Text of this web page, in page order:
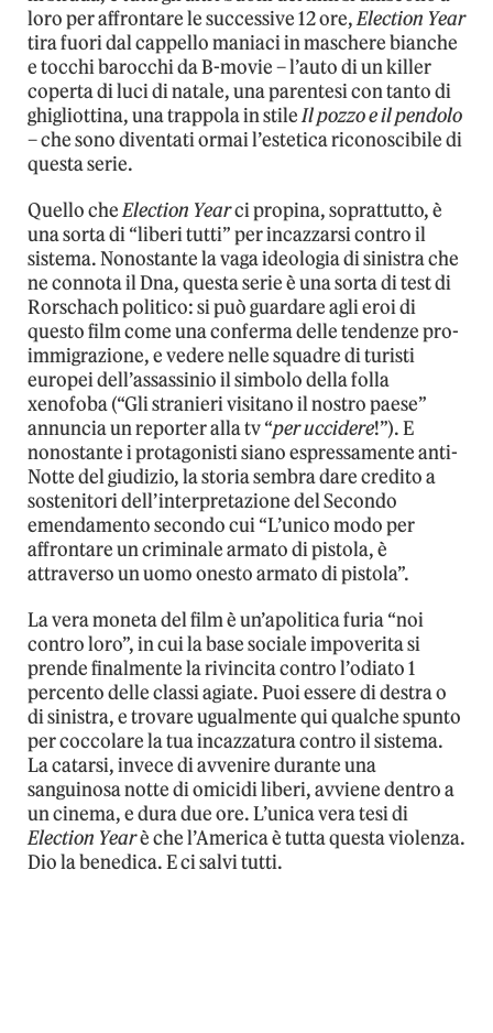
loro per affrontare le successive 12 ore,Election Year
tira fuori dal cappello maniaci in maschere bianche
e tocchi barocchi da B-movie – l’auto di un killer
coperta di luci di natale, una parentesi con tanto di
ghigliottina, una trappola in stileIl pozzo e il pendolo
– che sono diventati ormai l’estetica riconoscibile di
questa serie.
Quello cheElection Yearci propina, soprattutto, è
una sorta di “liberi tutti” per incazzarsi contro il
sistema. Nonostante la vaga ideologia di sinistra che
ne connota il Dna, questa serie è una sorta di test di
Rorschach politico: si può guardare agli eroi di
questo film come una conferma delle tendenze pro-
immigrazione, e vedere nelle squadre di turisti
europei dell’assassinio il simbolo della folla
xenofoba (“Gli stranieri visitano il nostro paese”
annuncia un reporter alla tv “per uccidere!”). E
nonostante i protagonisti siano espressamente anti-
Notte del giudizio, la storia sembra dare credito a
sostenitori dell’interpretazione del Secondo
emendamento secondo cui “L’unico modo per
affrontare un criminale armato di pistola, è
attraverso un uomo onesto armato di pistola”.
La vera moneta del film è un’apolitica furia “noi
contro loro”, in cui la base sociale impoverita si
prende finalmente la rivincita contro l’odiato 1
percento delle classi agiate. Puoi essere di destra o
di sinistra, e trovare ugualmente qui qualche spunto
per coccolare la tua incazzatura contro il sistema.
La catarsi, invece di avvenire durante una
sanguinosa notte di omicidi liberi, avviene dentro a
un cinema, e dura due ore. L’unica vera tesi di
Election Yearè che l’America è tutta questa violenza.
Dio la benedica. E ci salvi tutti.